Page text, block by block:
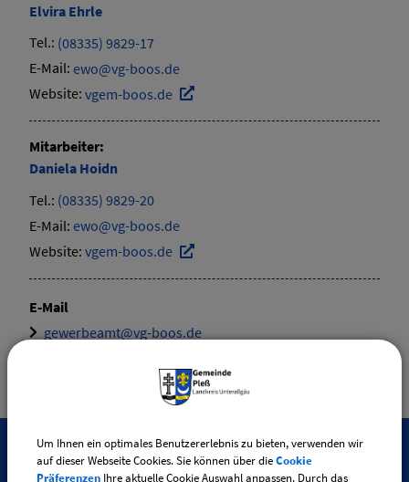
Elvira Ehrle
Tel.: (08335) 9829-17
E-Mail: ewo@vg-boos.de
Website: vgem-boos.de
Mitarbeiter:
Daniela Hoidn
Tel.: (08335) 9829-20
E-Mail: ewo@vg-boos.de
Website: vgem-boos.de
E-Mail
gewerbeamt@vg-boos.de
Um Ihnen ein optimales Benutzererlebnis zu bieten, verwenden wir
auf dieser Webseite Cookies. Sie können über dieCookie
Präferenzen Ihre aktuelle Cookie Auswahl anpassen. Durch das